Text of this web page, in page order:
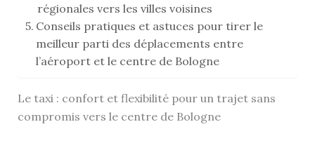
régionales vers les villes voisines
Conseils pratiques et astuces pour tirer le
meilleur parti des déplacements entre
l’aéroport et le centre de Bologne
Le taxi : confort et flexibilité pour un trajet sans
compromis vers le centre de Bologne